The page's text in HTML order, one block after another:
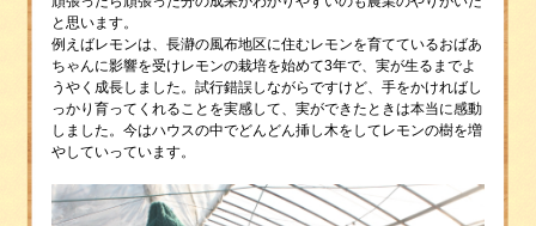
と思います。
例えばレモンは、長瀞の風布地区に住むレモンを育てているおばあ
ちゃんに影響を受けレモンの栽培を始めて3年で、実が生るまでよ
うやく成長しました。試行錯誤しながらですけど、手をかければし
っかり育ってくれることを実感して、実ができたときは本当に感動
しました。今はハウスの中でどんどん挿し木をしてレモンの樹を増
やしていっています。